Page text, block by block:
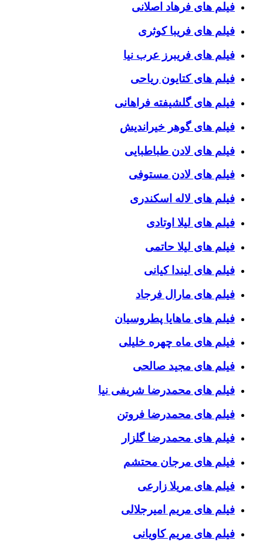
فیلم های فرهاد اصلانی
فیلم های فریبا کوثری
فیلم های فریبرز عرب نیا
فیلم های کتایون ریاحی
فیلم های گلشیفته فراهانی
فیلم های گوهر خیراندیش
فیلم های لادن طباطبایی
فیلم های لادن مستوفی
فیلم های لاله اسکندری
فیلم های لیلا اوتادی
فیلم های لیلا حاتمی
فیلم های لیندا کیانی
فیلم های مارال فرجاد
فیلم های ماهایا پطروسیان
فیلم های ماه چهره خلیلی
فیلم های مجید صالحی
فیلم های محمدرضا شریفی نیا
فیلم های محمدرضا فروتن
فیلم های محمدرضا گلزار
فیلم های مرجان محتشم
فیلم های مریلا زارعی
فیلم های مریم امیرجلالی
فیلم های مریم کاویانی